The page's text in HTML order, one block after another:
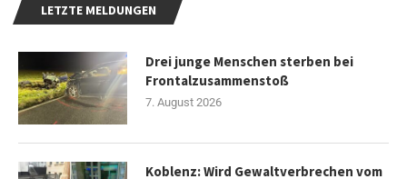
LETZTE MELDUNGEN
Drei junge Menschen sterben bei
Frontalzusammenstoß
7. August 2026
Koblenz: Wird Gewaltverbrechen vom